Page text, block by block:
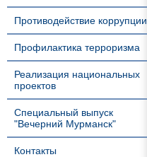
Противодействие коррупции
Профилактика терроризма
Реализация национальных
проектов
Специальный выпуск
"Вечерний Мурманск"
Контакты